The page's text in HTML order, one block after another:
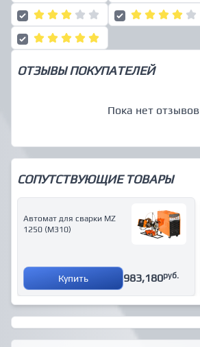
ОТЗЫВЫ ПОКУПАТЕЛЕЙ
Пока нет отзывов
СОПУТСТВУЮЩИЕ ТОВАРЫ
Автомат для сварки MZ
1250 (М310)
Купить 983,180руб.